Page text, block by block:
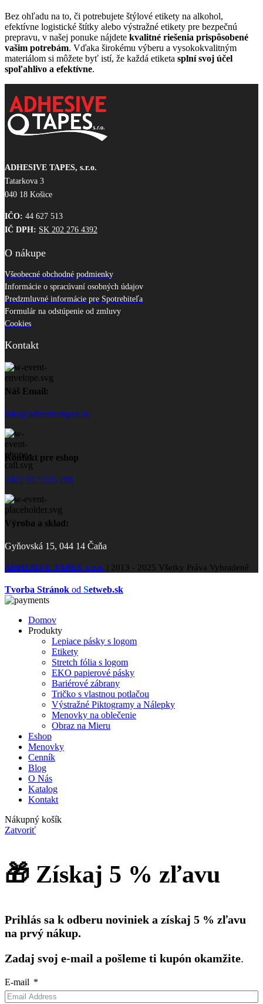
Bez ohľadu na to, či potrebujete štýlové etikety na alkohol,
efektívne logistické štítky alebo výstražné etikety pre bezpečnú
prepravu, v našej ponuke nájdete kvalitné riešenia prispôsobené
vašim potrebám. Vďaka širokému výberu a vysokokvalitným
materiálom si môžete byť istí, že každá etiketa splní svoj účel
spoľahlivo a efektívne.
ADHESIVE TAPES, s.r.o.
Tatarkova 3
040 18 Košice
IČO: 44 627 513
IČ DPH: SK 202 276 4392
O nákupe
Všeobecné obchodné podmienky
Informácie o spracúvaní osobných údajov
Predzmluvné informácie pre Spotrebiteľa
Formulár na odstúpenie od zmluvy
Cookies
Kontakt
Náš Email:
info@adhesivetapes.sk
Kontakt pre eshop
+421 917 226 198
Výroba a sklad:
Gyňovská 15, 044 14 Čaňa
ADHESIVE TAPES, s.r.o. | 2013 - 2025 Všetky Práva Vyhradené
Tvorba Stránok od Setweb.sk
Domov
Produkty
Lepiace pásky s logom
Etikety
Stretch fólia s logom
EKO papierové pásky
Bariérové zábrany
Tričko s vlastnou potlačou
Výstražné Piktogramy a Nálepky
Menovky na oblečenie
Obraz na Mieru
Eshop
Menovky
Cenník
Blog
O Nás
Katalog
Kontakt
Nákupný košík
Zatvoriť
🎁 Získaj 5 % zľavu
Prihlás sa k odberu noviniek a získaj 5 % zľavu
na prvý nákup.
Zadaj svoj e-mail a pošleme ti kupón okamžite.
E-mail